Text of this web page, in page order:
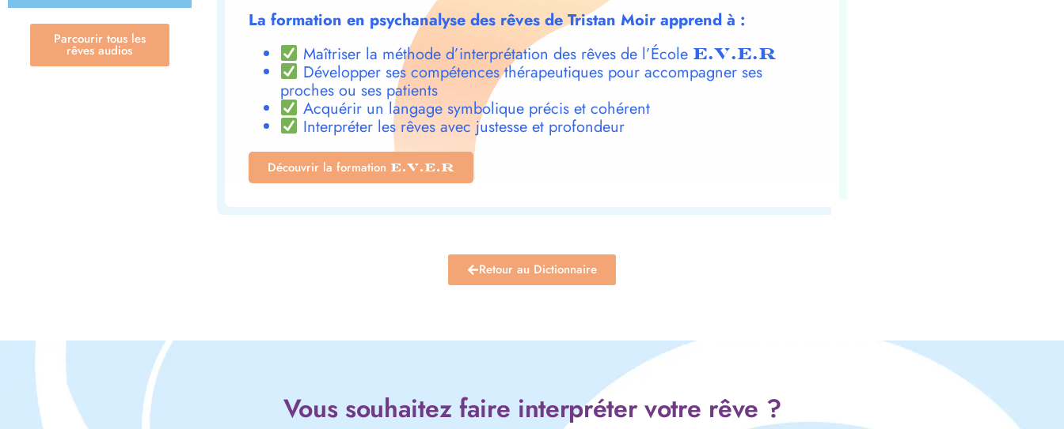
Parcourir tous les
rêves audios
La formation en psychanalyse des rêves de Tristan Moir apprend à :
Maîtriser la méthode d’interprétation des rêves de l’École E.V.E.R
Développer ses compétences thérapeutiques pour accompagner ses
proches ou ses patients
Acquérir un langage symbolique précis et cohérent
Interpréter les rêves avec justesse et profondeur
Découvrir la formation E.V.E.R
Retour au Dictionnaire
Vous souhaitez faire interpréter votre rêve ?